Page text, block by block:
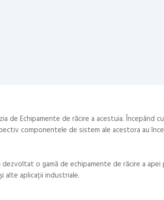
de Echipamente de răcire a acestuia. Începând cu
componentele de sistem ale acestora au
dezvoltat o gamă de echipamente de răcire a
alte aplicații industriale.